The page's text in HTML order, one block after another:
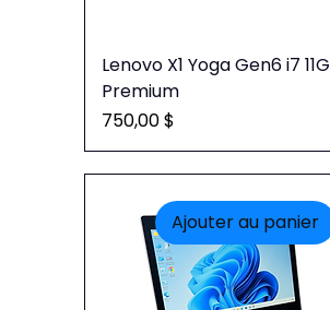
Lenovo X1 Yoga Gen6 i7 11G
Premium
Prix
750,00 $
Ajouter au panier